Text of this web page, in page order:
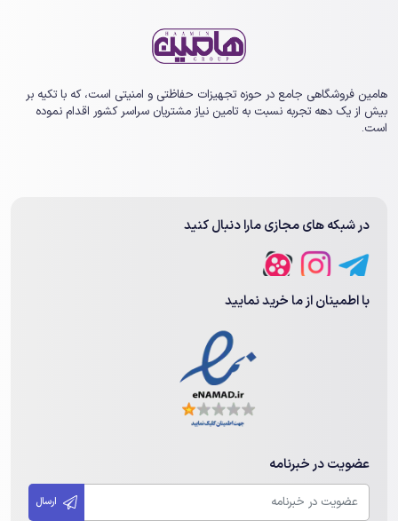
هامین فروشگاهی جامع در حوزه تجهیزات حفاظتی و امنیتی است، که با تکیه بر
بیش از یک ‏دهه تجربه نسبت به تامین نیاز مشتریان سراسر کشور اقدام نموده
است.
در شبکه های مجازی مارا دنبال کنید
با اطمینان از ما خرید نمایید
عضویت در خبرنامه